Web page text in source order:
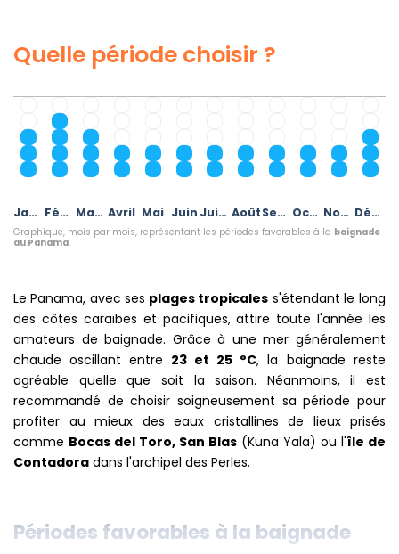
Quelle période choisir ?
Janvier Février Mars Avril Mai Juin Juillet Août Septembre Octobre Novembre Décembre
Graphique, mois par mois, représentant les périodes favorables à la baignade
au Panama.
Le Panama, avec ses plages tropicales s'étendant le long
des côtes caraïbes et pacifiques, attire toute l'année les
amateurs de baignade. Grâce à une mer généralement
chaude oscillant entre 23 et 25 °C, la baignade reste
agréable quelle que soit la saison. Néanmoins, il est
recommandé de choisir soigneusement sa période pour
profiter au mieux des eaux cristallines de lieux prisés
comme Bocas del Toro, San Blas (Kuna Yala) ou l'île de
Contadora dans l'archipel des Perles.
Périodes favorables à la baignade